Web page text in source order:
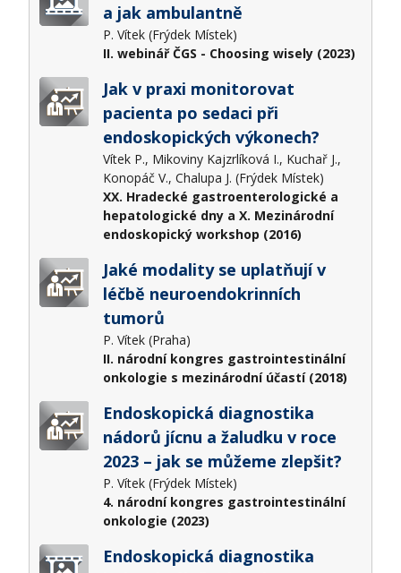
a jak ambulantně
P. Vítek (Frýdek Místek)
II. webinář ČGS - Choosing wisely (2023)
Jak v praxi monitorovat
pacienta po sedaci při
endoskopických výkonech?
Vítek P., Mikoviny Kajzrlíková I., Kuchař J.,
Konopáč V., Chalupa J. (Frýdek Místek)
XX. Hradecké gastroenterologické a
hepatologické dny a X. Mezinárodní
endoskopický workshop (2016)
Jaké modality se uplatňují v
léčbě neuroendokrinních
tumorů
P. Vítek (Praha)
II. národní kongres gastrointestinální
onkologie s mezinárodní účastí (2018)
Endoskopická diagnostika
nádorů jícnu a žaludku v roce
2023 – jak se můžeme zlepšit?
P. Vítek (Frýdek Místek)
4. národní kongres gastrointestinální
onkologie (2023)
Endoskopická diagnostika